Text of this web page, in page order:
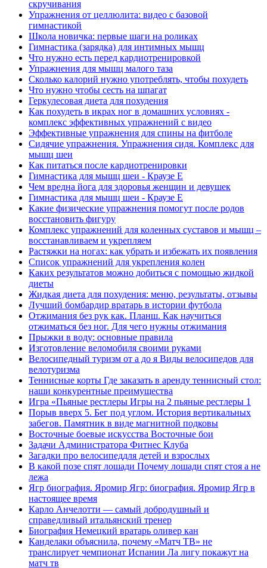
скручивания
Упражнения от целлюлита: видео с базовой
гимнастикой
Школа новичка: первые шаги на роликах
Гимнастика (зарядка) для интимных мышц
Что нужно есть перед кардиотренировкой
Упражнения для мышц малого таза
Сколько калорий нужно употреблять, чтобы похудеть
Что нужно чтобы сесть на шпагат
Геркулесовая диета для похудения
Как похудеть в икрах ног в домашних условиях -
комплекс эффективных упражнений с видео
Эффективные упражнения для спины на фитболе
Сидячие упражнения. Упражнения сидя. Комплекс для
мышц шеи
Как питаться после кардиотренировки
Гимнастика для мышц шеи - Краузе Е
Чем вредна йога для здоровья женщин и девушек
Гимнастика для мышц шеи - Краузе Е
Какие физические упражнения помогут после родов
восстановить фигуру
Комплекс упражнений для коленных суставов и мышц –
восстанавливаем и укрепляем
Растяжки на ногах: как убрать и избежать их появления
Список упражнений для укрепления колен
Каких результатов можно добиться с помощью жидкой
диеты
Жидкая диета для похудения: меню, результаты, отзывы
Лучший бомбардир вратарь в истории футбола
Отжимания без рук как. Планш. Как научиться
отжиматься без ног. Для чего нужны отжимания
Прыжки в воду: основные правила
Изготовление веломобиля своими руками
Велосипедный туризм от а до я Виды велосипедов для
велотуризма
Теннисные корты Где заказать в аренду теннисный стол:
наши конкурентные преимущества
Игра «Пьяные рестлеры Игры на 2 пьяные рестлеры 1
Порыв вверх 5. Бег под углом. История вертикальных
забегов. Памятник в виде магнитной подковы
Восточные боевые искусства Восточные бои
Задачи Администратора Фитнес Клуба
Загадки про велосипеддля детей и взрослых
В какой позе спят лошади Почему лошади спят стоя а не
лежа
Ягр биография. Яромир Ягр: биография. Яромир Ягр в
настоящее время
Карло Анчелотти — самый добродушный и
справедливый итальянский тренер
Биография Немецкий вратарь оливер кан
Канделаки объяснила, почему «Матч ТВ» не
транслирует чемпионат Испании Ла лигу покажут на
матч тв